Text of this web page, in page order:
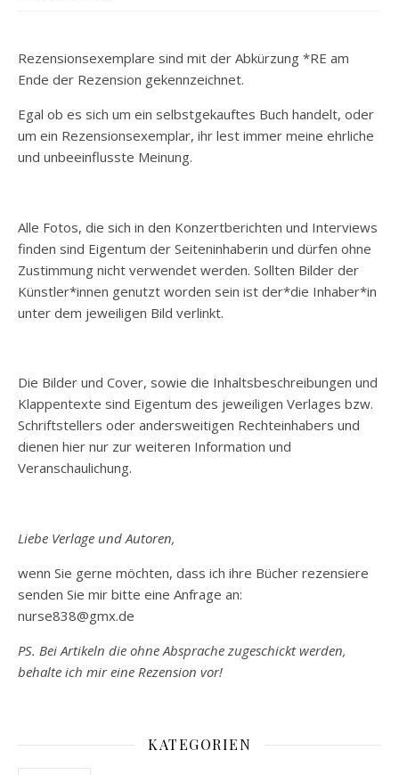
Rezensionsexemplare sind mit der Abkürzung *RE am
Ende der Rezension gekennzeichnet.
Egal ob es sich um ein selbstgekauftes Buch handelt, oder
um ein Rezensionsexemplar, ihr lest immer meine ehrliche
und unbeeinflusste Meinung.
Alle Fotos, die sich in den Konzertberichten und Interviews
finden sind Eigentum der Seiteninhaberin und dürfen ohne
Zustimmung nicht verwendet werden. Sollten Bilder der
Künstler*innen genutzt worden sein ist der*die Inhaber*in
unter dem jeweiligen Bild verlinkt.
Die Bilder und Cover, sowie die Inhaltsbeschreibungen und
Klappentexte sind Eigentum des jeweiligen Verlages bzw.
Schriftstellers oder andersweitigen Rechteinhabers und
dienen hier nur zur weiteren Information und
Veranschaulichung.
Liebe Verlage und Autoren,
wenn Sie gerne möchten, dass ich ihre Bücher rezensiere
senden Sie mir bitte eine Anfrage an:
nurse838@gmx.de
PS. Bei Artikeln die ohne Absprache zugeschickt werden,
behalte ich mir eine Rezension vor!
KATEGORIEN